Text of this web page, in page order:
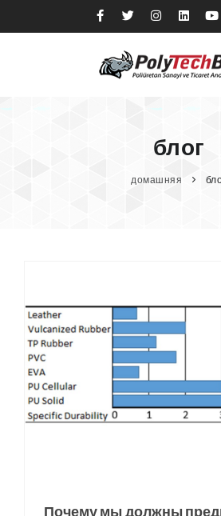
контакт
магазин
блог
домашняя
Почему мы должны